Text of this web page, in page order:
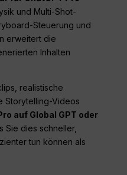
und Multi-Shot-
Steuerung und
erweitert die
Inhalten
realistische
Storytelling-Videos
auf Global GPT oder
Sie dies schneller,
tun können als